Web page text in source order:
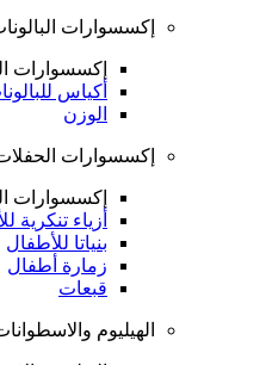
إكسسوارات
إكسسوارات
أكياس
الوزن
إكسسوارات
إكسسوارات
أزياء تنكرية
بنياتا للأطفال
زمارة أطفال
قبعات
الهيليوم